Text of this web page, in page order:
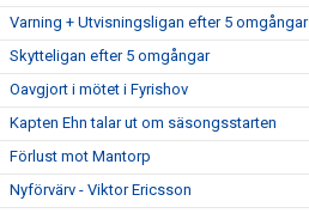
Varning + Utvisningsligan efter 5 omgångar
Skytteligan efter 5 omgångar
Oavgjort i mötet i Fyrishov
Kapten Ehn talar ut om säsongsstarten
Förlust mot Mantorp
Nyförvärv - Viktor Ericsson